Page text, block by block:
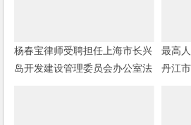
杨春宝律师受聘担任上海市长兴
岛开发建设管理委员会办公室法
最高
丹江